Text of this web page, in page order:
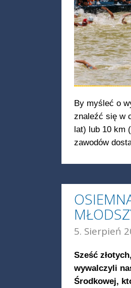
By myśleć o
znaleźć się w
lat) lub 10 km
zawodów
5. Sierpień
Sześć
wywalczyli
Środkowej,